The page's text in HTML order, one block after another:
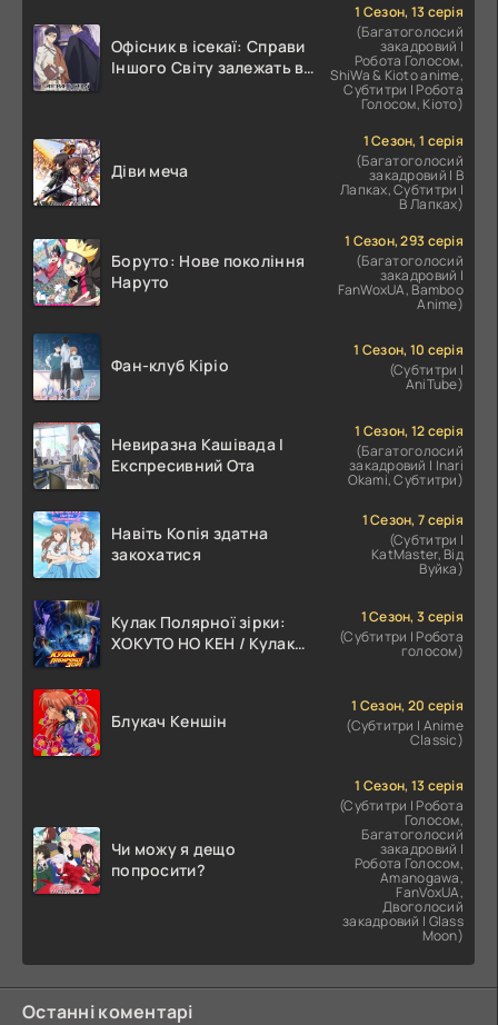
Офісник в ісекаї: Справи
Іншого Світу залежать від
1 Сезон, 13 серія
(Багатоголосий
закадровий |
Робота Голосом,
ShiWa & Kioto anime,
Субтитри | Робота
Голосом, Кіото)
Діви меча
1 Сезон, 1 серія
(Багатоголосий
закадровий | В
Лапках, Субтитри |
В Лапках)
Боруто: Нове покоління
Наруто
1 Сезон, 293 серія
(Багатоголосий
закадровий |
FanWoxUA, Bamboo
Anime)
Фан-клуб Кіріо
1 Сезон, 10 серія
(Субтитри |
AniTube)
Невиразна Кашівада І
Експресивний Ота
1 Сезон, 12 серія
(Багатоголосий
закадровий | Inari
Okami, Субтитри)
Навіть Копія здатна
закохатися
1 Сезон, 7 серія
(Субтитри |
KatMaster, Від
Вуйка)
Кулак Полярної зірки:
ХОКУТО НО КЕН / Кулак
1 Сезон, 3 серія
(Субтитри | Робота
голосом)
Блукач Кеншін
1 Сезон, 20 серія
(Субтитри | Anime
Classic)
Чи можу я дещо
попросити?
1 Сезон, 13 серія
(Субтитри | Робота
Голосом,
Багатоголосий
закадровий |
Робота Голосом,
Amanogawa,
FanVoxUA,
Двоголосий
закадровий | Glass
Moon)
Останні коментарі